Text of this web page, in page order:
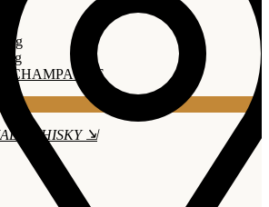
CHAMPAGNE
WHISKY ⇲